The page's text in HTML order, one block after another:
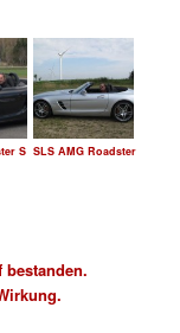
SLS AMG Roadster
S